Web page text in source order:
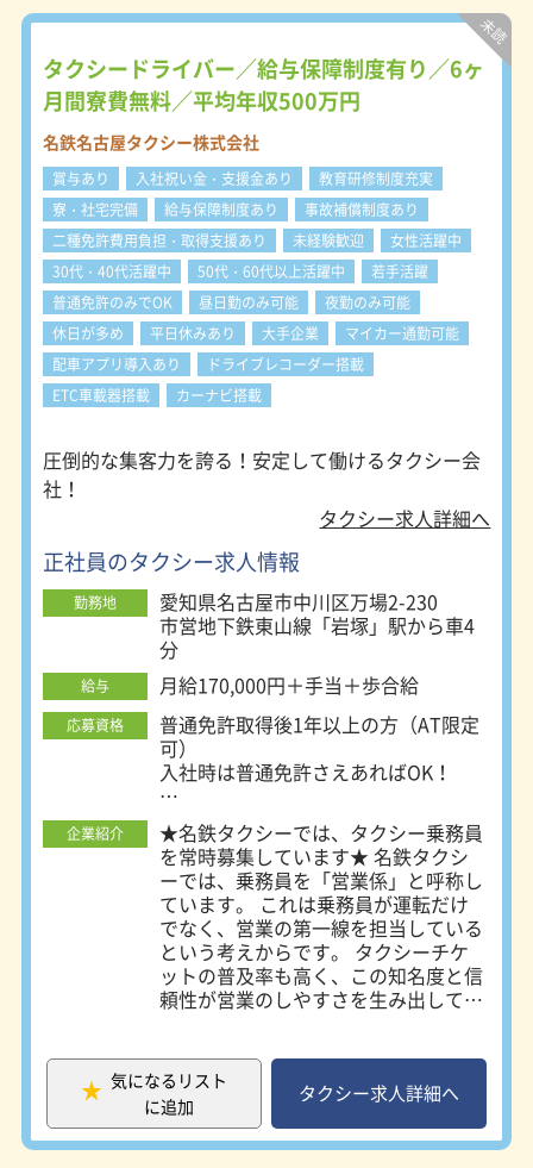
・売上などの目標管理ができる
す。 ●自動配車 配車システムで配車
先に一番近い車両にお迎え指示が入り
ます。 電話でのご注文に加え、最近
ではスマホ配車も増えています。 ●
貸切営業 事前に、時間貸運賃でご予
約をいただきます。 ●指名サービス
お客様から直接ご指名をいただきま
す。 名鉄タクシーのブランド力と営
業係の営業力がモノを言います。 ＜
勤務スタイル＞ 名鉄タクシーの勤務
体系は４つのスタイルに分かれていま
す。 勤務スタイルにより、勤務時
間、公休日、賃金、勤務地が異なりま
す。 ご自身の希望に合った勤務スタ
イル、勤務地を選択して下さい。 ・
隔日勤務 基本的な勤務スタイルで
す。 一回の勤務時間は長くなるもの
り稼いでしっかり休めます。 メリハ
リを持って働きたい方に人気です。
勤務スタイル。シフト制です。 ・夜
に勤務を固定した勤務スタイルです。
（日・月休み） ・昼勤務 朝から夕方
までの勤務。休みは月6～9日。タク
シー未経験の方におすすめです。 ＜
勤務地について＞ 名鉄タクシーは、
名古屋市内に6ヶ所の営業所を置いて
います。 ご自身が希望する勤務地が
選択できます。 ・名鉄交通第一株式
会社 所在地：名古屋市瑞穂区浮島町
5-1 ・名鉄交通第二株式会社 所在地：
名古屋市瑞穂区浮島町5-1 ・名鉄交通
第三株式会社 所在地：名古屋市中川
区東起町3-21-5 ・名鉄交通第四株式
会社 所在地：名古屋市西区あし原町
154 ・愛電交通株式会社 所在地：名
古屋市昭和区鶴舞2-7-9 ・名鉄名古屋
タクシー株式会社 所在地：名古屋市
中川区万場2-230 ※各営業所により若
干勤務時間等が異なります。詳細は会
社説明会、又は面接時にお伝えしま
則名鉄交通第一、又は名鉄交通第二で
のご案内になります。
タクシードライバー／給与保障制度有り／6ヶ
月間寮費無料／平均年収500万円
名鉄名古屋タクシー株式会社
賞与あり 入社祝い金・支援金あり
教育研修制度充実
寮・社宅完備
給与保障制度あり
事故補償制度あり
二種免許費用負担・取得支援あり
未経験歓迎
女性活躍中
30代・40代活躍中
50代・60代以上活躍中
若手活躍
普通免許のみでOK
昼日勤のみ可能
夜勤のみ可能
休日が多め
平日休みあり 大手企業
マイカー通勤可能
配車アプリ導入あり
ドライブレコーダー搭載
ETC車載器搭載
カーナビ搭載
圧倒的な集客力を誇る！安定して働けるタクシー会
社！
タクシー求人詳細へ
正社員のタクシー求人情報
勤務地
愛知県名古屋市中川区万場2-230
市営地下鉄東山線「岩塚」駅から車4
分
給与 月給170,000円＋手当＋歩合給
応募資格
普通免許取得後1年以上の方（AT限定
可）
入社時は普通免許さえあればOK！
■未経験者積極採用中！
■性別・学歴一切不問
☆未経験でも稼いでいきたい方
☆歩合制でも安定した収入を得たい方
上記のような方も大歓迎です！
～こんな人が向いています～
・接客が好きな人
・人に感謝されるのが好きな人
・一人で仕事がしたい人
～あると良いスキル～
・道を覚えるのが得意
企業紹介
★名鉄タクシーでは、タクシー乗務員
を常時募集しています★ 名鉄タクシ
ーでは、乗務員を「営業係」と呼称し
ています。 これは乗務員が運転だけ
でなく、営業の第一線を担当している
という考えからです。 タクシーチケ
ットの普及率も高く、この知名度と信
頼性が営業のしやすさを生み出してい
ます。 名鉄タクシーのブランド力を
発揮した営業ができます。 ●待機営
業 駅や病院、ホテルなどの待機場所
でお客様をお待ちします。 会社独自
気になるリスト
に追加
タクシー求人詳細へ